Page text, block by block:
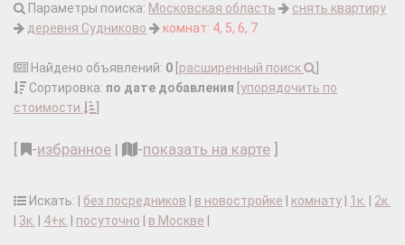
Параметры поиска: Московская область
снять квартиру
деревня Судниково
комнат: 4, 5, 6, 7
Найдено объявлений: 0 расширенный поиск
Сортировка: по дате добавления упорядочить по
стоимости
-избранное | -показать на карте
Искать: | без посредников в новостройке комнату 1к.
2к.
3к. 4+к. посуточно в Москве